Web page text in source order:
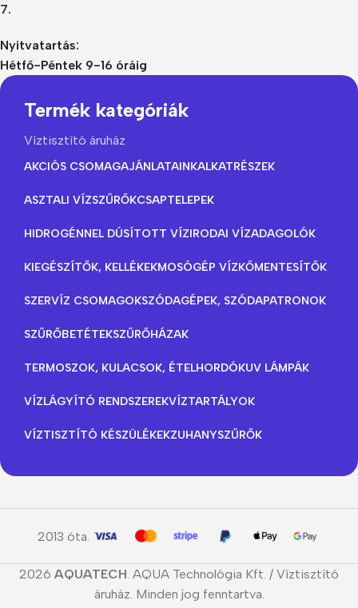
7.
Nyitvatartás:
Hétfő-Péntek 9-16 óráig
Termék kategóriák
Víztisztító áruház
AKCIÓS CSOMAGAJÁNLATAINKALKATRÉSZEK
ASZTALI VÍZSZŰRŐKCSAPTELEPEK
HIDROGÉNNEL DÚSÍTOTT VÍZIRODAI VÍZADAGOLÓK
KIEGÉSZÍTŐK, KELLÉKEKMOSÓGÉP VÍZKŐMENTESÍTŐK
SZERVÍZ CSOMAGOKSZÓDAGÉPEK, SZÓDAPATRONOK
SZŰRŐBETÉTEKSZŰRŐHÁZAK
TERMOSZOK, KULACSOK, ÉTELHORDÓKUV LÁMPÁK
VÍZLÁGYÍTÓ RENDSZEREKVÍZTARTÁLYOK
VÍZTISZTÍTÓ KÉSZÜLÉKEKZUHANYSZŰRŐK
2013 óta.
2026 AQUATECH. AQUA Technológia Kft. / Víztisztító
áruház. Minden jog fenntartva.